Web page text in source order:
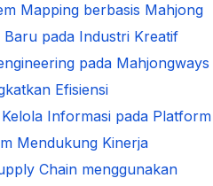
Mapping berbasis Mahjong
Baru pada Industri Kreatif
pada Mahjongways
Efisiensi
Informasi pada Platform
Mendukung Kinerja
Chain menggunakan